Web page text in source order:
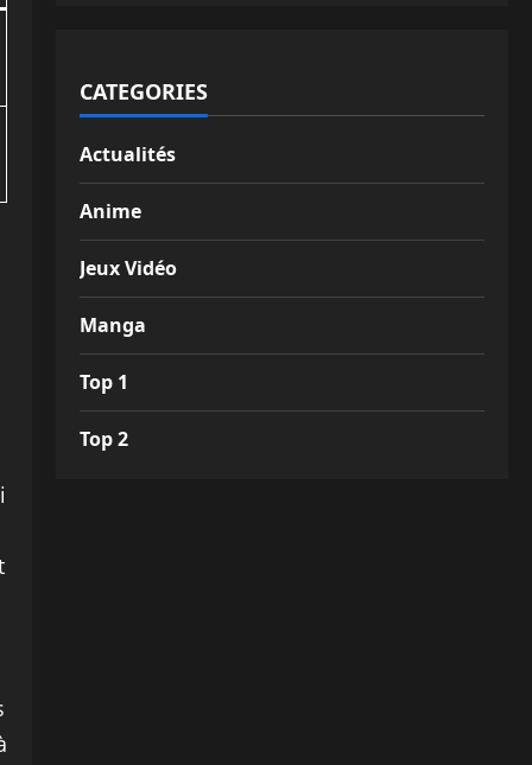
CATEGORIES
Actualités
Anime
Jeux Vidéo
Manga
Top 1
Top 2